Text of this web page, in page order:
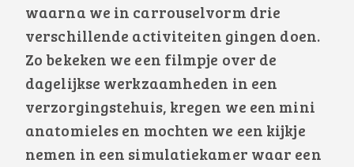
waarna we in carrouselvorm drie
verschillende activiteiten gingen doen.
Zo bekeken we een filmpje over de
dagelijkse werkzaamheden in een
verzorgingstehuis, kregen we een mini
anatomieles en mochten we een kijkje
nemen in een simulatiekamer waar een